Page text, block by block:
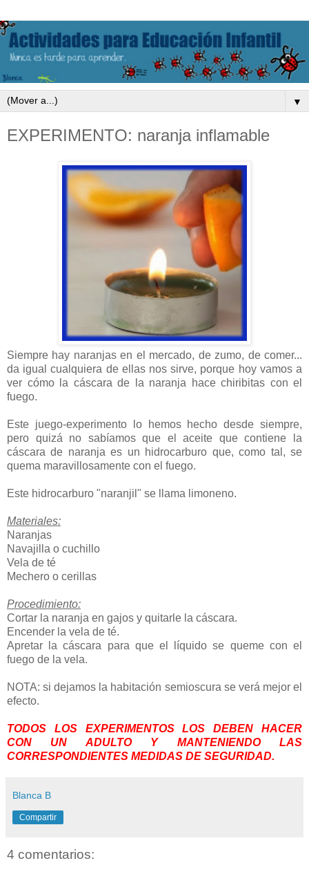
▼
EXPERIMENTO: naranja inflamable
Siempre hay naranjas en el mercado, de zumo, de comer...
da igual cualquiera de ellas nos sirve, porque hoy vamos a
ver cómo la cáscara de la naranja hace chiribitas con el
fuego.
Este juego-experimento lo hemos hecho desde siempre,
pero quizá no sabíamos que el aceite que contiene la
cáscara de naranja es un hidrocarburo que, como tal, se
quema maravillosamente con el fuego.
Este hidrocarburo "naranjil" se llama limoneno.
Materiales:
Naranjas
Navajilla o cuchillo
Vela de té
Mechero o cerillas
Procedimiento:
Cortar la naranja en gajos y quitarle la cáscara.
Encender la vela de té.
Apretar la cáscara para que el líquido se queme con el
fuego de la vela.
NOTA: si dejamos la habitación semioscura se verá mejor el
efecto.
TODOS LOS EXPERIMENTOS LOS DEBEN HACER
CON UN ADULTO Y MANTENIENDO LAS
CORRESPONDIENTES MEDIDAS DE SEGURIDAD.
Blanca B
Compartir
4 comentarios: